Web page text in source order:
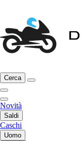
Cerca
Novità
Saldi
Caschi
Uomo